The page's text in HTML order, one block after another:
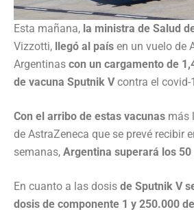
Esta mañana, la ministra de Salud
Vizzotti, llegó al país en un vuelo de
Argentinas con un cargamento de
de vacuna Sputnik Vcontra el covid-
Con el arribo de estas vacunas más
de AstraZeneca que se prevé recibir
semanas, Argentina superará los
En cuanto a las dosis de Sputnik V
dosis de componente 1 y 250.000